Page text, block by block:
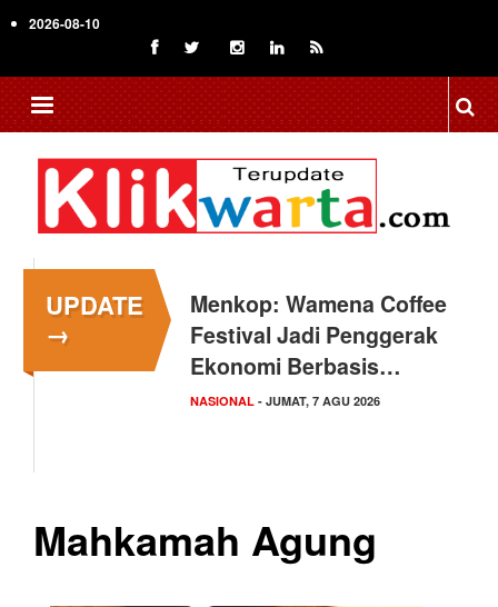
to
content
2026-08-10
UPDATE
→
Menkop: Wamena Coffee
Festival Jadi Penggerak
Ekonomi Berbasis…
NASIONAL - JUMAT, 7 AGU 2026
Mahkamah Agung